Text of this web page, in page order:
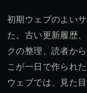
初期ウェブのよい
た。古い更新履歴
クの整理、読者か
こが一日で作られ
ウェブでは、見た